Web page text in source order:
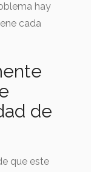
hay
cada
de
que este